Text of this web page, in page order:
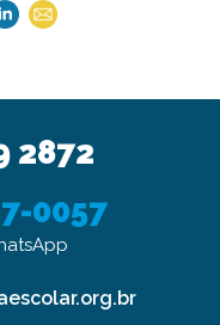
2872
0057